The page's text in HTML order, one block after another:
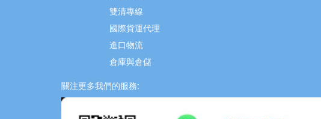
雙清專線
國際貨運代理
進口物流
倉庫與倉儲
關注更多我們的服務: